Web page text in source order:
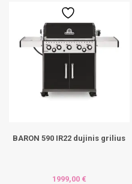
BARON 590 IR22 dujinis grilius
1999,00 €